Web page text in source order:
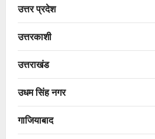
उत्तर प्रदेश
उत्तरकाशी
उत्तराखंड
उधम सिंह नगर
गाजियाबाद